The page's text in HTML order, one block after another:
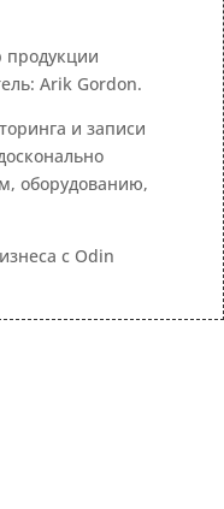
продукции
Arik Gordon.
и записи
оборудованию,
с Odin